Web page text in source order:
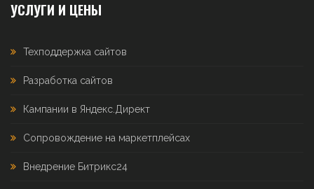
УСЛУГИ И ЦЕНЫ
Техподдержка сайтов
Разработка сайтов
Кампании в Яндекс.Директ
Сопровождение на маркетплейсах
Внедрение Битрикс24